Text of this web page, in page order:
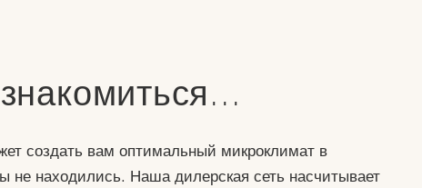
создать вам оптимальный микроклимат в
не находились. Наша дилерская сеть насчитывает